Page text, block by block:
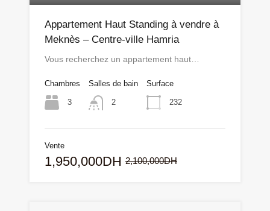
Appartement Haut Standing à vendre à
Meknès – Centre-ville Hamria
Vous recherchez un appartement haut…
Chambres
3
Salles de bain
2
Surface
232
Vente
1,950,000DH 2,100,000DH